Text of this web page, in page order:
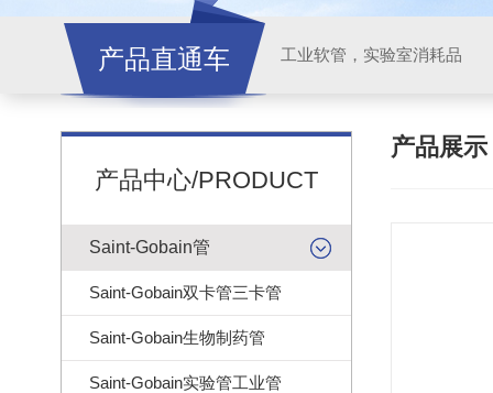
产品直通车 工业软管，实验室消耗品
产品中心/PRODUCT
Saint-Gobain管
Saint-Gobain双卡管三卡管
Saint-Gobain生物制药管
Saint-Gobain实验管工业管
产品展示